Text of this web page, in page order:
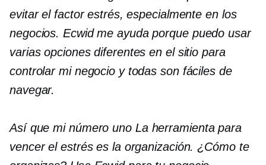
evitar el factor estrés, especialmente en los
negocios. Ecwid me ayuda porque puedo usar
varias opciones diferentes en el sitio para
controlar mi negocio y todas son fáciles de
navegar.
Así que mi número unoLa herramienta para
vencer el estrés es la organización. ¿Cómo te